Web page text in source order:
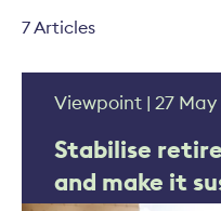
7 Articles
Viewpoint | 27 May
Stabilise
and make it